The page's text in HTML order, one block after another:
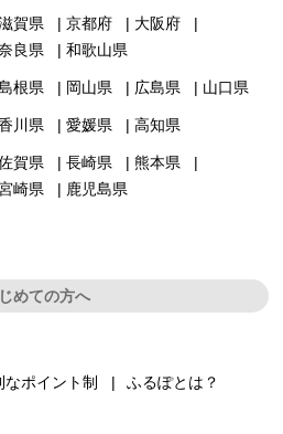
賀県 京都府
大阪府
良県 和歌山県
根県 岡山県 広島県 山口県
川県 愛媛県 高知県
賀県 長崎県
熊本県
崎県 鹿児島県
めての方へ
なポイント制 ふるぽとは？